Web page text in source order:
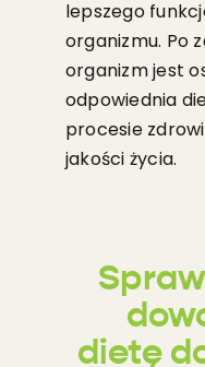
lepszego
organizmu. Po
organizm jest
odpowiednia
procesie
jakości życia.
dietę